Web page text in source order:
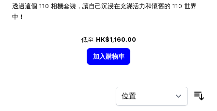
透過這個 110 相機套裝，讓自己沉浸在充滿活力和懷舊的 110 世界
中！
低至 HK$1,160.00
加入購物車